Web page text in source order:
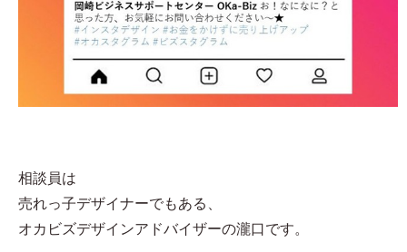
相談員は
売れっ子デザイナーでもある、
オカビズデザインアドバイザーの瀧口です。